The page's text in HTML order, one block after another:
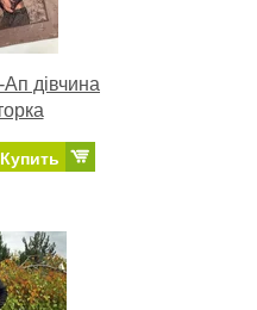
дівчина
Купить